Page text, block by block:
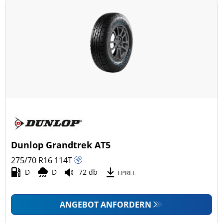
Dunlop Grandtrek AT5
275/70 R16 114T
D D 72 db EPREL
ANGEBOT ANFORDERN